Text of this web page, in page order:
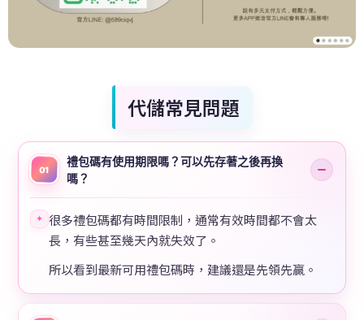
代儲常見問題
01
禮包碼有使用期限嗎？可以先存著之後再換
嗎？
✦ 很多禮包碼都有時間限制，通常有效時間都不會太
長，有些甚至幾天內就失效了。
所以看到最新可用禮包碼時，建議還是先領先贏。